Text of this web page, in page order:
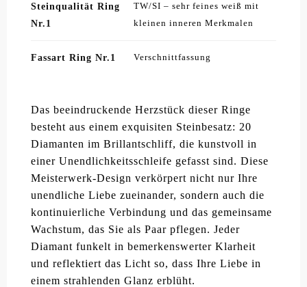
Steinqualität Ring
Nr.1
TW/SI – sehr feines weiß mit
kleinen inneren Merkmalen
Fassart Ring Nr.1 Verschnittfassung
Das beeindruckende Herzstück dieser Ringe
besteht aus einem exquisiten Steinbesatz: 20
Diamanten im Brillantschliff, die kunstvoll in
einer Unendlichkeitsschleife gefasst sind. Diese
Meisterwerk-Design verkörpert nicht nur Ihre
unendliche Liebe zueinander, sondern auch die
kontinuierliche Verbindung und das gemeinsame
Wachstum, das Sie als Paar pflegen. Jeder
Diamant funkelt in bemerkenswerter Klarheit
und reflektiert das Licht so, dass Ihre Liebe in
einem strahlenden Glanz erblüht.